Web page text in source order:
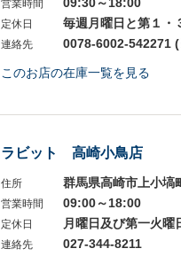
営業時間
定休日 毎週月曜日と第１
連絡先 0078-6002-542271
このお店の在庫一覧を見る
ラビット 高崎小鳥店
住所 群馬県高崎市上小塙
営業時間 09:00～18:00
定休日 月曜日及び第一火曜
連絡先 027-344-8211